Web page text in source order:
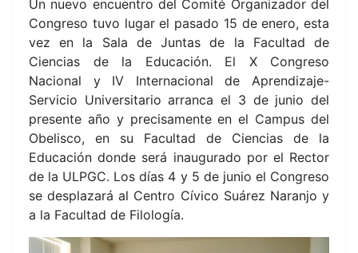
Un nuevo encuentro del Comité Organizador del
Congreso tuvo lugar el pasado 15 de enero, esta
vez en la Sala de Juntas de la Facultad de
Ciencias de la Educación. El X Congreso
Nacional y IV Internacional de Aprendizaje-
Servicio Universitario arranca el 3 de junio del
presente año y precisamente en el Campus del
Obelisco, en su Facultad de Ciencias de la
Educación donde será inaugurado por el Rector
de la ULPGC. Los días 4 y 5 de junio el Congreso
se desplazará al Centro Cívico Suárez Naranjo y
a la Facultad de Filología.